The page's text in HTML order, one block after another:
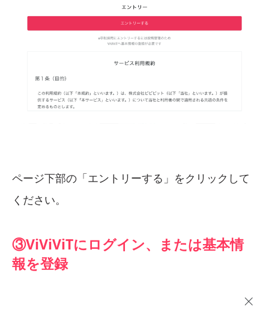
ページ下部の「エントリーする」をクリックして
ください。
③ViViViTにログイン、または基本情
報を登録